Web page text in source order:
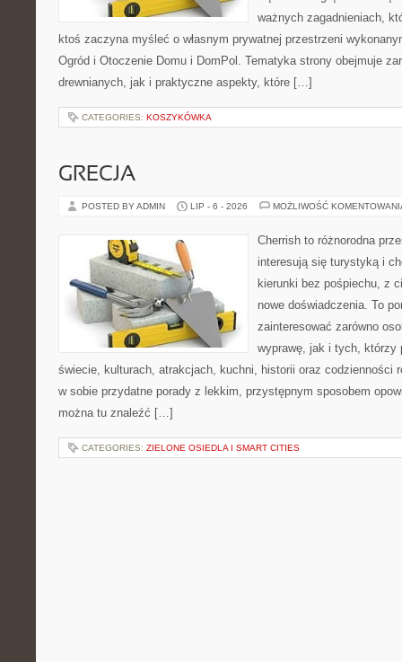
ważnych zagadnieniach,
ktoś zaczyna myśleć o własnym prywatnej przestrzeni
Ogród i Otoczenie Domu i DomPol. Tematyka strony obejmuje
drewnianych, jak i praktyczne aspekty, które […]
CATEGORIES: KOSZYKÓWKA
GRECJA
POSTED BY ADMIN LIP - 6 - 2026 MOŻLIWOŚĆ
Cherrish to różnorodna
interesują się turystyką i
kierunki bez pośpiechu, z
nowe doświadczenia. To
zainteresować zarówno
wyprawę, jak i tych, którzy
świecie, kulturach, atrakcjach, kuchni, historii oraz codzienności
w sobie przydatne porady z lekkim, przystępnym sposobem
można tu znaleźć […]
CATEGORIES: ZIELONE OSIEDLA I SMART CITIES